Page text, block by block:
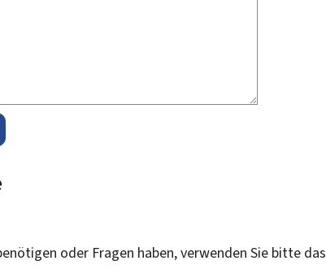
oder Fragen haben, verwenden Sie bitte das